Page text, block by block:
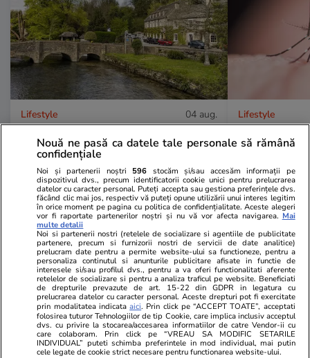
Lifestyle 04 aug.
Cel mai frumos sat din lume a
strâns peste 50.000 de euro doar
din amenzi pentru parcare ilegală,
după ce a fost asaltat de turiști:
„Lasă mașinile pe trotuare”
Lifestyle
Trucul
care îi
corect
Lifestyle 01 aug.
Cum se face cafeaua la presa
franceză – cum funcționează și
care sunt avantajele
Nouă ne pasă ca datele tale personale să rămână
confidențiale
Noi și partenerii noștri 596 stocăm și/sau accesăm informații pe
dispozitivul dvs., precum identificatorii cookie unici pentru prelucrarea
datelor cu caracter personal. Puteți accepta sau gestiona preferințele dvs.
făcând clic mai jos, respectiv vă puteți opune utilizării unui interes legitim
în orice moment pe pagina cu politica de confidențialitate. Aceste alegeri
vor fi raportate partenerilor noștri și nu vă vor afecta navigarea. Mai
multe detalii
Noi si partenerii nostri (retelele de socializare si agentiile de publicitate
partenere, precum si furnizorii nostri de servicii de date analitice)
prelucram date pentru a permite website-ului sa functioneze, pentru a
personaliza continutul si anunturile publicitare afisate in functie de
interesele si/sau profilul dvs., pentru a va oferi functionalitati aferente
retelelor de socializare si pentru a analiza traficul pe website. Beneficiati
de drepturile prevazute de art. 15-22 din GDPR in legatura cu
prelucrarea datelor cu caracter personal. Aceste drepturi pot fi exercitate
prin modalitatea indicataaici. Prin click pe “ACCEPT TOATE”, acceptati
folosirea tuturor Tehnologiilor de tip Cookie, care implica inclusiv acceptul
dvs. cu privire la stocarea/accesarea informatiilor de catre Vendor-ii cu
care colaboram. Prin click pe “VREAU SA MODIFIC SETARILE
INDIVIDUAL” puteti schimba preferintele in mod individual, mai putin
cele legate de cookie strict necesare pentru functionarea website-ului.